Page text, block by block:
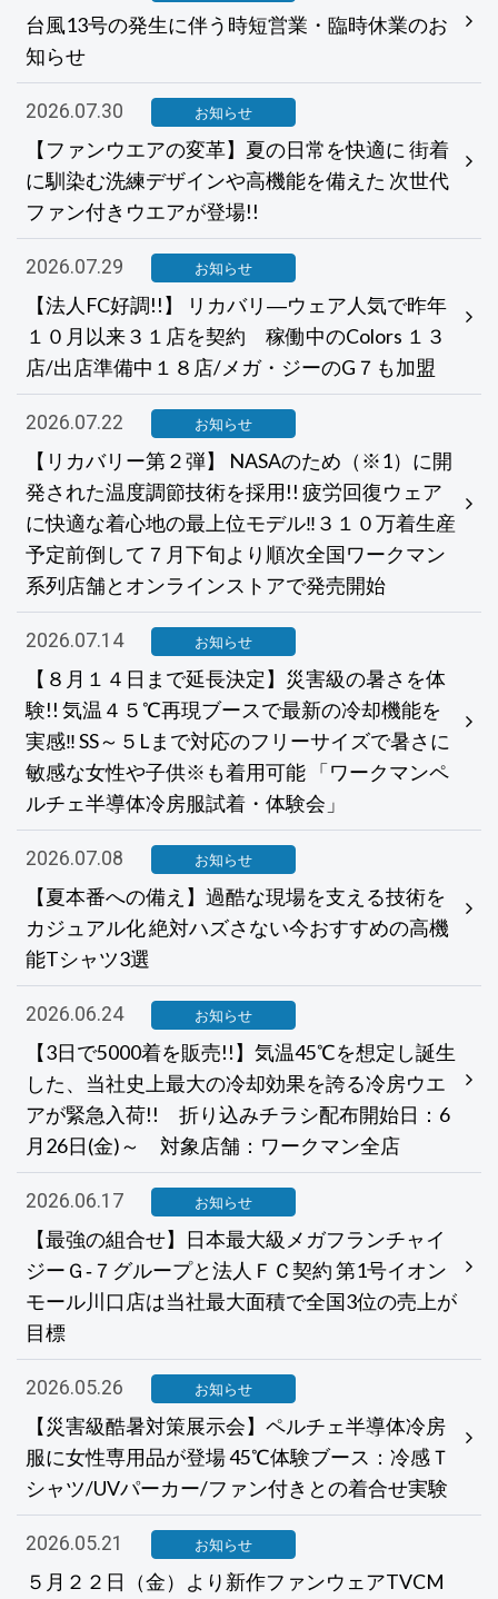
台風13号の発生に伴う時短営業・臨時休業のお
知らせ
2026.07.30 お知らせ
【ファンウエアの変革】夏の日常を快適に 街着
に馴染む洗練デザインや高機能を備えた 次世代
ファン付きウエアが登場!!
2026.07.29 お知らせ
【法人FC好調!!】 リカバリ―ウェア人気で昨年
１０月以来３１店を契約 稼働中のColors １３
店/出店準備中１８店/メガ・ジーのG７も加盟
2026.07.22 お知らせ
【リカバリー第２弾】 NASAのため（※1）に開
発された温度調節技術を採用!! 疲労回復ウェア
に快適な着心地の最上位モデル‼３１０万着生産
予定前倒して７月下旬より順次全国ワークマン
系列店舗とオンラインストアで発売開始
2026.07.14 お知らせ
【８月１４日まで延長決定】災害級の暑さを体
験!! 気温４５℃再現ブースで最新の冷却機能を
実感‼ SS～５Lまで対応のフリーサイズで暑さに
敏感な女性や子供※も着用可能 「ワークマンペ
ルチェ半導体冷房服試着・体験会」
2026.07.08 お知らせ
【夏本番への備え】過酷な現場を支える技術を
カジュアル化 絶対ハズさない今おすすめの高機
能Tシャツ3選
2026.06.24 お知らせ
【3日で5000着を販売!!】気温45℃を想定し誕生
した、当社史上最大の冷却効果を誇る冷房ウエ
アが緊急入荷!! 折り込みチラシ配布開始日：6
月26日(金)～ 対象店舗：ワークマン全店
2026.06.17 お知らせ
【最強の組合せ】日本最大級メガフランチャイ
ジーＧ‐７グループと法人ＦＣ契約 第1号イオン
モール川口店は当社最大面積で全国3位の売上が
目標
2026.05.26 お知らせ
【災害級酷暑対策展示会】ペルチェ半導体冷房
服に女性専用品が登場 45℃体験ブース：冷感Ｔ
シャツ/UVパーカー/ファン付きとの着合せ実験
2026.05.21 お知らせ
５月２２日（金）より新作ファンウェアTVCM